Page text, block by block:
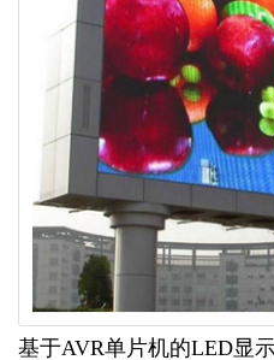
基于AVR单片机的LED显